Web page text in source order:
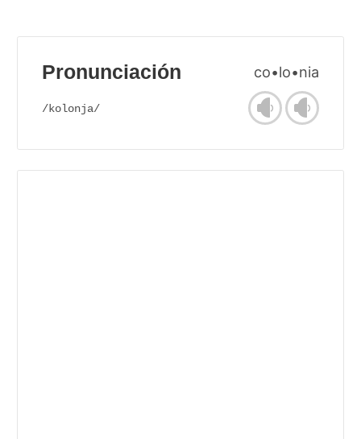
Pronunciación co•lo•nia
/kolonja/